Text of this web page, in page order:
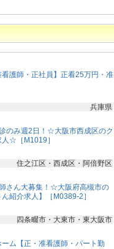
看護師・正社員】正看25万円・准
兵庫県
のみ週2日！☆大阪市西成区のク
☆［M1019］
住之江区・西成区・阿倍野区
さん大募集！☆大阪府高槻市の
紹介求人】［M0389-2］
四条畷市・大東市・東大阪市
ーム【正・准看護師・パート勤